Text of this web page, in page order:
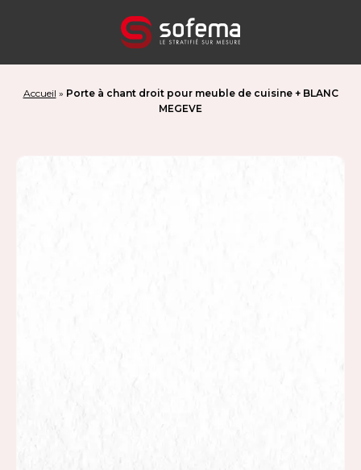
Accueil » Porte à chant droit pour meuble de cuisine + BLANC
MEGEVE